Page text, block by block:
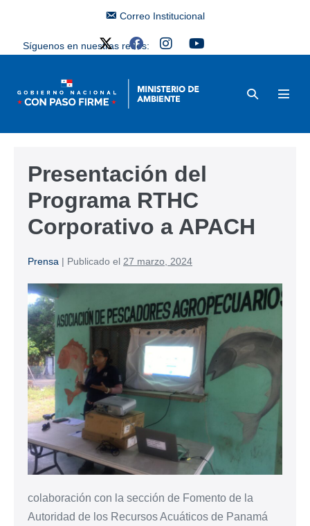
Correo Institucional
Síguenos en nuestras redes:
Presentación del
Programa RTHC
Corporativo a APACH
Prensa | Publicado el 27 marzo, 2024
colaboración con la sección de Fomento de la
Autoridad de los Recursos Acuáticos de Panamá